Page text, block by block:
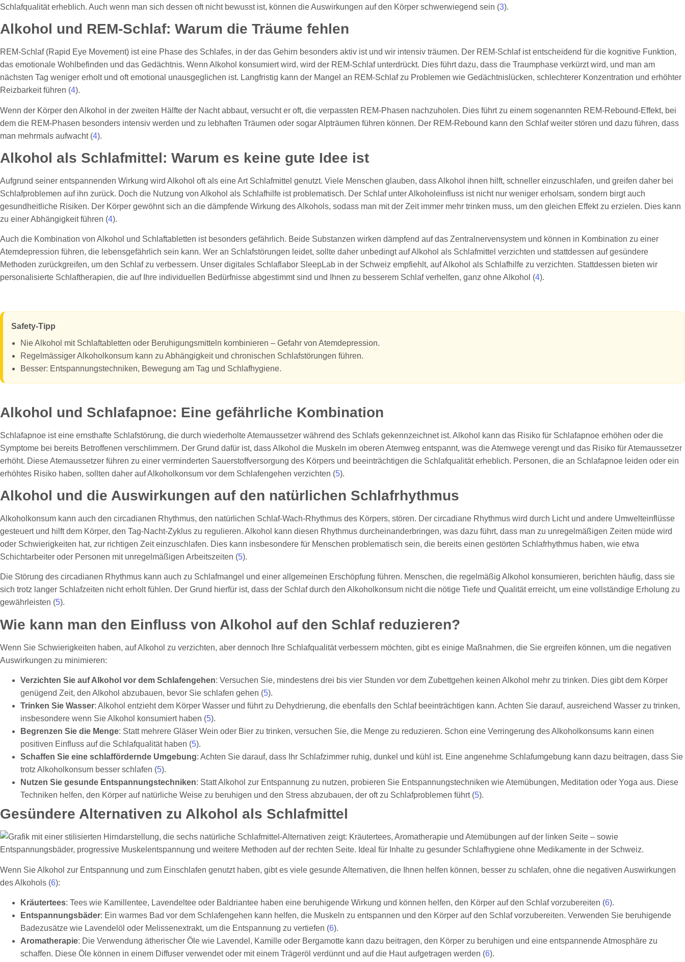
Schlafqualität erheblich. Auch wenn man sich dessen oft nicht bewusst ist, können die Auswirkungen auf den Körper schwerwiegend sein (3).
Alkohol und REM-Schlaf: Warum die Träume fehlen
REM-Schlaf (Rapid Eye Movement) ist eine Phase des Schlafes, in der das Gehirn besonders aktiv ist und wir intensiv träumen. Der REM-Schlaf ist entscheidend für die kognitive Funktion,
das emotionale Wohlbefinden und das Gedächtnis. Wenn Alkohol konsumiert wird, wird der REM-Schlaf unterdrückt. Dies führt dazu, dass die Traumphase verkürzt wird, und man am
nächsten Tag weniger erholt und oft emotional unausgeglichen ist. Langfristig kann der Mangel an REM-Schlaf zu Problemen wie Gedächtnislücken, schlechterer Konzentration und erhöhter
Reizbarkeit führen (4).
Wenn der Körper den Alkohol in der zweiten Hälfte der Nacht abbaut, versucht er oft, die verpassten REM-Phasen nachzuholen. Dies führt zu einem sogenannten REM-Rebound-Effekt, bei
dem die REM-Phasen besonders intensiv werden und zu lebhaften Träumen oder sogar Alpträumen führen können. Der REM-Rebound kann den Schlaf weiter stören und dazu führen, dass
man mehrmals aufwacht (4).
Alkohol als Schlafmittel: Warum es keine gute Idee ist
Aufgrund seiner entspannenden Wirkung wird Alkohol oft als eine Art Schlafmittel genutzt. Viele Menschen glauben, dass Alkohol ihnen hilft, schneller einzuschlafen, und greifen daher bei
Schlafproblemen auf ihn zurück. Doch die Nutzung von Alkohol als Schlafhilfe ist problematisch. Der Schlaf unter Alkoholeinfluss ist nicht nur weniger erholsam, sondern birgt auch
gesundheitliche Risiken. Der Körper gewöhnt sich an die dämpfende Wirkung des Alkohols, sodass man mit der Zeit immer mehr trinken muss, um den gleichen Effekt zu erzielen. Dies kann
zu einer Abhängigkeit führen (4).
Auch die Kombination von Alkohol und Schlaftabletten ist besonders gefährlich. Beide Substanzen wirken dämpfend auf das Zentralnervensystem und können in Kombination zu einer
Atemdepression führen, die lebensgefährlich sein kann. Wer an Schlafstörungen leidet, sollte daher unbedingt auf Alkohol als Schlafmittel verzichten und stattdessen auf gesündere
Methoden zurückgreifen, um den Schlaf zu verbessern. Unser digitales Schlaflabor SleepLab in der Schweiz empfiehlt, auf Alkohol als Schlafhilfe zu verzichten. Stattdessen bieten wir
personalisierte Schlaftherapien, die auf Ihre individuellen Bedürfnisse abgestimmt sind und Ihnen zu besserem Schlaf verhelfen, ganz ohne Alkohol (4).
Safety-Tipp
Nie Alkohol mit Schlaftabletten oder Beruhigungsmitteln kombinieren – Gefahr von Atemdepression.
Regelmässiger Alkoholkonsum kann zu Abhängigkeit und chronischen Schlafstörungen führen.
Besser: Entspannungstechniken, Bewegung am Tag und Schlafhygiene.
Alkohol und Schlafapnoe: Eine gefährliche Kombination
Schlafapnoe ist eine ernsthafte Schlafstörung, die durch wiederholte Atemaussetzer während des Schlafs gekennzeichnet ist. Alkohol kann das Risiko für Schlafapnoe erhöhen oder die
Symptome bei bereits Betroffenen verschlimmern. Der Grund dafür ist, dass Alkohol die Muskeln im oberen Atemweg entspannt, was die Atemwege verengt und das Risiko für Atemaussetzer
erhöht. Diese Atemaussetzer führen zu einer verminderten Sauerstoffversorgung des Körpers und beeinträchtigen die Schlafqualität erheblich. Personen, die an Schlafapnoe leiden oder ein
erhöhtes Risiko haben, sollten daher auf Alkoholkonsum vor dem Schlafengehen verzichten (5).
Alkohol und die Auswirkungen auf den natürlichen Schlafrhythmus
Alkoholkonsum kann auch den circadianen Rhythmus, den natürlichen Schlaf-Wach-Rhythmus des Körpers, stören. Der circadiane Rhythmus wird durch Licht und andere Umwelteinflüsse
gesteuert und hilft dem Körper, den Tag-Nacht-Zyklus zu regulieren. Alkohol kann diesen Rhythmus durcheinanderbringen, was dazu führt, dass man zu unregelmäßigen Zeiten müde wird
oder Schwierigkeiten hat, zur richtigen Zeit einzuschlafen. Dies kann insbesondere für Menschen problematisch sein, die bereits einen gestörten Schlafrhythmus haben, wie etwa
Schichtarbeiter oder Personen mit unregelmäßigen Arbeitszeiten (5).
Die Störung des circadianen Rhythmus kann auch zu Schlafmangel und einer allgemeinen Erschöpfung führen. Menschen, die regelmäßig Alkohol konsumieren, berichten häufig, dass sie
sich trotz langer Schlafzeiten nicht erholt fühlen. Der Grund hierfür ist, dass der Schlaf durch den Alkoholkonsum nicht die nötige Tiefe und Qualität erreicht, um eine vollständige Erholung zu
gewährleisten (5).
Wie kann man den Einfluss von Alkohol auf den Schlaf reduzieren?
Wenn Sie Schwierigkeiten haben, auf Alkohol zu verzichten, aber dennoch Ihre Schlafqualität verbessern möchten, gibt es einige Maßnahmen, die Sie ergreifen können, um die negativen
Auswirkungen zu minimieren:
Verzichten Sie auf Alkohol vor dem Schlafengehen: Versuchen Sie, mindestens drei bis vier Stunden vor dem Zubettgehen keinen Alkohol mehr zu trinken. Dies gibt dem Körper
genügend Zeit, den Alkohol abzubauen, bevor Sie schlafen gehen (5).
Trinken Sie Wasser: Alkohol entzieht dem Körper Wasser und führt zu Dehydrierung, die ebenfalls den Schlaf beeinträchtigen kann. Achten Sie darauf, ausreichend Wasser zu trinken,
insbesondere wenn Sie Alkohol konsumiert haben (5).
Begrenzen Sie die Menge: Statt mehrere Gläser Wein oder Bier zu trinken, versuchen Sie, die Menge zu reduzieren. Schon eine Verringerung des Alkoholkonsums kann einen
positiven Einfluss auf die Schlafqualität haben (5).
Schaffen Sie eine schlaffördernde Umgebung: Achten Sie darauf, dass Ihr Schlafzimmer ruhig, dunkel und kühl ist. Eine angenehme Schlafumgebung kann dazu beitragen, dass Sie
trotz Alkoholkonsum besser schlafen (5).
Nutzen Sie gesunde Entspannungstechniken: Statt Alkohol zur Entspannung zu nutzen, probieren Sie Entspannungstechniken wie Atemübungen, Meditation oder Yoga aus. Diese
Techniken helfen, den Körper auf natürliche Weise zu beruhigen und den Stress abzubauen, der oft zu Schlafproblemen führt (5).
Gesündere Alternativen zu Alkohol als Schlafmittel
Wenn Sie Alkohol zur Entspannung und zum Einschlafen genutzt haben, gibt es viele gesunde Alternativen, die Ihnen helfen können, besser zu schlafen, ohne die negativen Auswirkungen
des Alkohols (6):
Kräutertees: Tees wie Kamillentee, Lavendeltee oder Baldriantee haben eine beruhigende Wirkung und können helfen, den Körper auf den Schlaf vorzubereiten (6).
Entspannungsbäder: Ein warmes Bad vor dem Schlafengehen kann helfen, die Muskeln zu entspannen und den Körper auf den Schlaf vorzubereiten. Verwenden Sie beruhigende
Badezusätze wie Lavendelöl oder Melissenextrakt, um die Entspannung zu vertiefen (6).
Aromatherapie: Die Verwendung ätherischer Öle wie Lavendel, Kamille oder Bergamotte kann dazu beitragen, den Körper zu beruhigen und eine entspannende Atmosphäre zu
schaffen. Diese Öle können in einem Diffuser verwendet oder mit einem Trägeröl verdünnt und auf die Haut aufgetragen werden (6).